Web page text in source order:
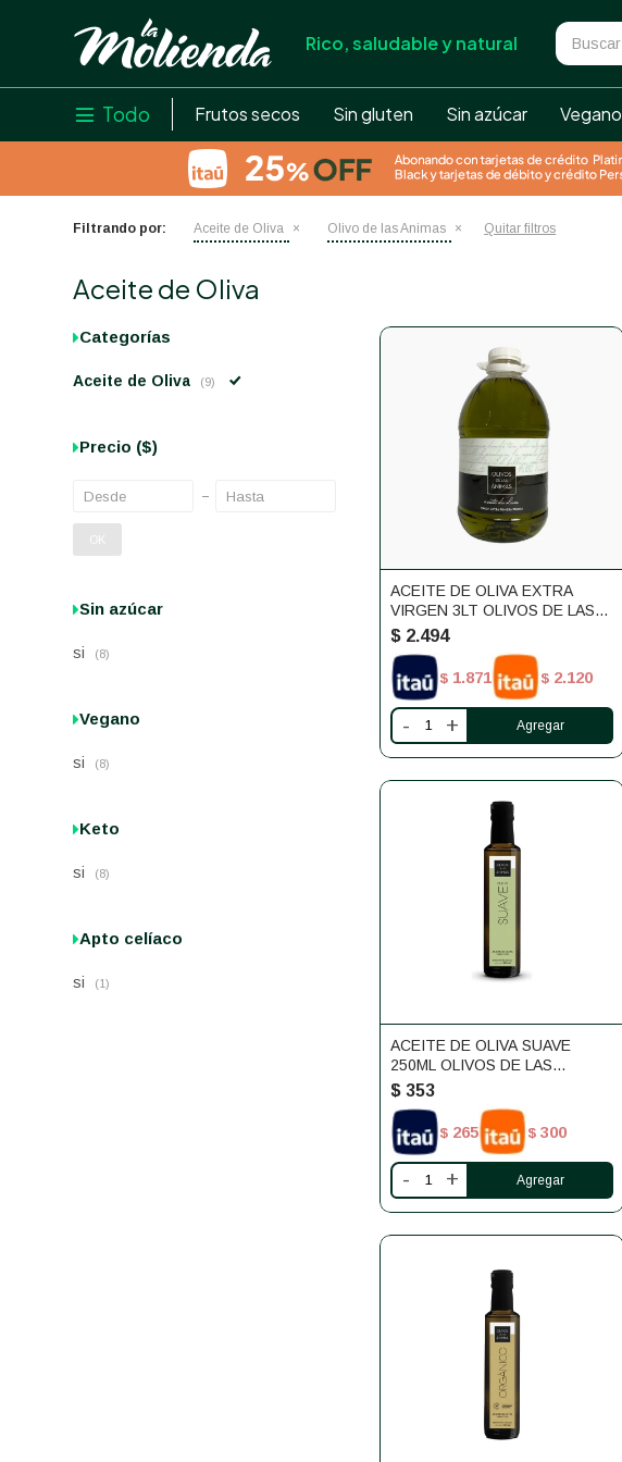
Rico, saludable y natural
 Todo Frutos secos Sin gluten Sin azúcar Vegano
Filtrando por: Aceite de Oliva Olivo de las Animas Quitar filtros
ACEITE DE OLIVA EXTRA
VIRGEN 3LT OLIVOS DE LAS
ANIMAS
$ 2.494
$ 1.871 $ 2.120
- +
ACEITE DE OLIVA SUAVE
250ML OLIVOS DE LAS
ANIMAS
$ 353
$ 265 $ 300
- +
Aceite de Oliva
Categorías
Aceite de Oliva (9)
Precio ($)
OK
Sin azúcar
si (8)
Vegano
si (8)
Keto
si (8)
Apto celíaco
si (1)
close
store
local_shipping
credit_card
help